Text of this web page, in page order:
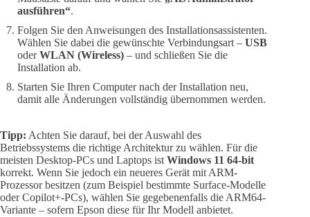
ausführen“.
Folgen Sie den Anweisungen des Installationsassistenten.
Wählen Sie dabei die gewünschte Verbindungsart – USB
oderWLAN (Wireless) – und schließen Sie die
Installation ab.
Starten Sie Ihren Computer nach der Installation neu,
damit alle Änderungen vollständig übernommen werden.
Tipp: Achten Sie darauf, bei der Auswahl des
Betriebssystems die richtige Architektur zu wählen. Für die
meisten Desktop-PCs und Laptops ist Windows 11 64-bit
korrekt. Wenn Sie jedoch ein neueres Gerät mit ARM-
Prozessor besitzen (zum Beispiel bestimmte Surface-Modelle
oder Copilot+-PCs), wählen Sie gegebenenfalls die ARM64-
Variante – sofern Epson diese für Ihr Modell anbietet.